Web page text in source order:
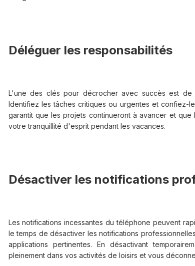
Déléguer les responsabilités
L'une des clés pour décrocher avec succès est
Identifiez les tâches critiques ou urgentes et confiez-
garantit que les projets continueront à avancer et
votre tranquillité d'esprit pendant les vacances.
Désactiver les notifications
Les notifications incessantes du téléphone peuvent
le temps de désactiver les notifications
applications pertinentes. En désactivant
pleinement dans vos activités de loisirs et vous